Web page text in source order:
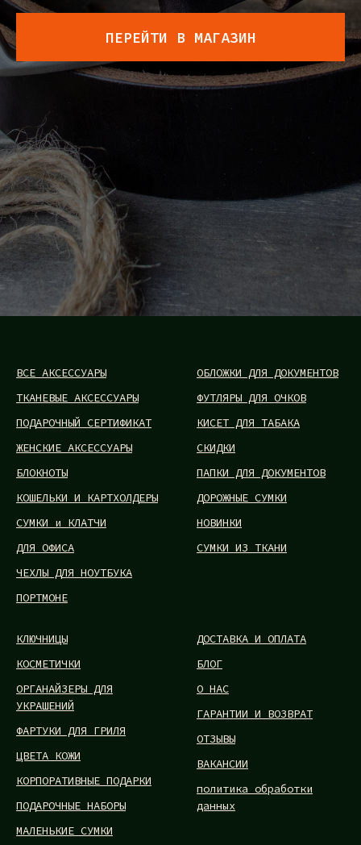
ПЕРЕЙТИ В МАГАЗИН
ВСЕ АКСЕССУАРЫ
ТКАНЕВЫЕ АКСЕССУАРЫ
ПОДАРОЧНЫЙ СЕРТИФИКАТ
ЖЕНСКИЕ АКСЕССУАРЫ
БЛОКНОТЫ
КОШЕЛЬКИ И КАРТХОЛДЕРЫ
СУМКИ и КЛАТЧИ
ДЛЯ ОФИСА
ЧЕХЛЫ ДЛЯ НОУТБУКА
ПОРТМОНЕ
ОБЛОЖКИ ДЛЯ ДОКУМЕНТОВ
ФУТЛЯРЫ ДЛЯ ОЧКОВ
КИСЕТ ДЛЯ ТАБАКА
СКИДКИ
ПАПКИ ДЛЯ ДОКУМЕНТОВ
ДОРОЖНЫЕ СУМКИ
НОВИНКИ
СУМКИ ИЗ ТКАНИ
КЛЮЧНИЦЫ
КОСМЕТИЧКИ
ОРГАНАЙЗЕРЫ ДЛЯ
УКРАШЕНИЙ
ФАРТУКИ ДЛЯ ГРИЛЯ
ЦВЕТА КОЖИ
КОРПОРАТИВНЫЕ ПОДАРКИ
ПОДАРОЧНЫЕ НАБОРЫ
МАЛЕНЬКИЕ СУМКИ
ДОСТАВКА И ОПЛАТА
БЛОГ
О НАС
ГАРАНТИИ И ВОЗВРАТ
ОТЗЫВЫ
ВАКАНСИИ
политика обработки
данных